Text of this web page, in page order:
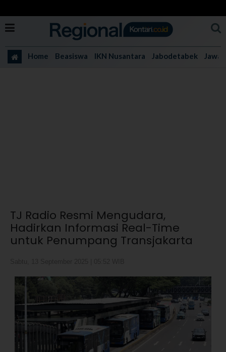
Home Beasiswa IKN Nusantara Jabodetabek Jawa
TJ Radio Resmi Mengudara,
Hadirkan Informasi Real-Time
untuk Penumpang Transjakarta